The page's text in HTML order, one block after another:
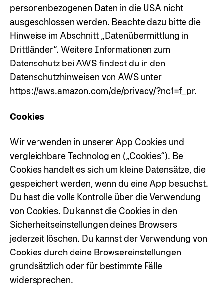
personenbezogenen Daten in die USA nicht
ausgeschlossen werden. Beachte dazu bitte die
Hinweise im Abschnitt „Datenübermittlung in
Drittländer“. Weitere Informationen zum
Datenschutz bei AWS findest du in den
Datenschutzhinweisen von AWS unter
https://aws.amazon.com/de/privacy/?nc1=f_pr.
Cookies
Wir verwenden in unserer App Cookies und
vergleichbare Technologien („Cookies“). Bei
Cookies handelt es sich um kleine Datensätze, die
gespeichert werden, wenn du eine App besuchst.
Du hast die volle Kontrolle über die Verwendung
von Cookies. Du kannst die Cookies in den
Sicherheitseinstellungen deines Browsers
jederzeit löschen. Du kannst der Verwendung von
Cookies durch deine Browsereinstellungen
grundsätzlich oder für bestimmte Fälle
widersprechen.